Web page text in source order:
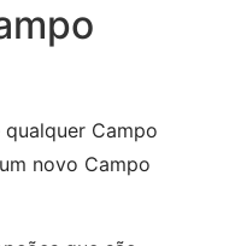
Campo
novo Campo